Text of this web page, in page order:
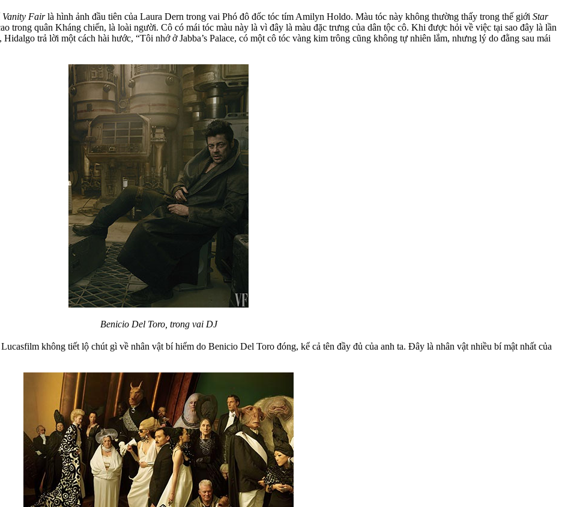
Vanity Fairlà hình ảnh đầu tiên của Laura Dern trong vai Phó đô đốc tóc tím Amilyn Holdo. Màu tóc này không thường thấy trong thế giới Star
trong quân Kháng chiến, là loài người. Cô có mái tóc màu này là vì đây là màu đặc trưng của dân tộc cô. Khi được hỏi về việc tại sao đây là lần
trả lời một cách hài hước, “Tôi nhớ ở Jabba’s Palace, có một cô tóc vàng kim trông cũng không tự nhiên lắm, nhưng lý do đằng sau mái
Benicio Del Toro, trong vai DJ
không tiết lộ chút gì về nhân vật bí hiểm do Benicio Del Toro đóng, kể cả tên đầy đủ của anh ta. Đây là nhân vật nhiều bí mật nhất của